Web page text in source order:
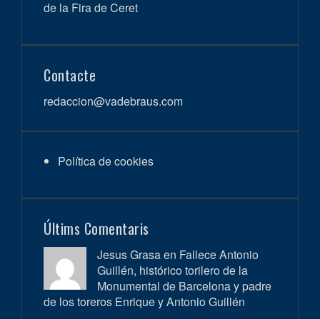
de la Fira de Ceret
Contacte
redaccion@vadebraus.com
Política de cookies
Últims Comentaris
Jesus Grasa en Fallece Antonio
Guillén, histórico torilero de la
Monumental de Barcelona y padre
de los toreros Enrique y Antonio Guillén